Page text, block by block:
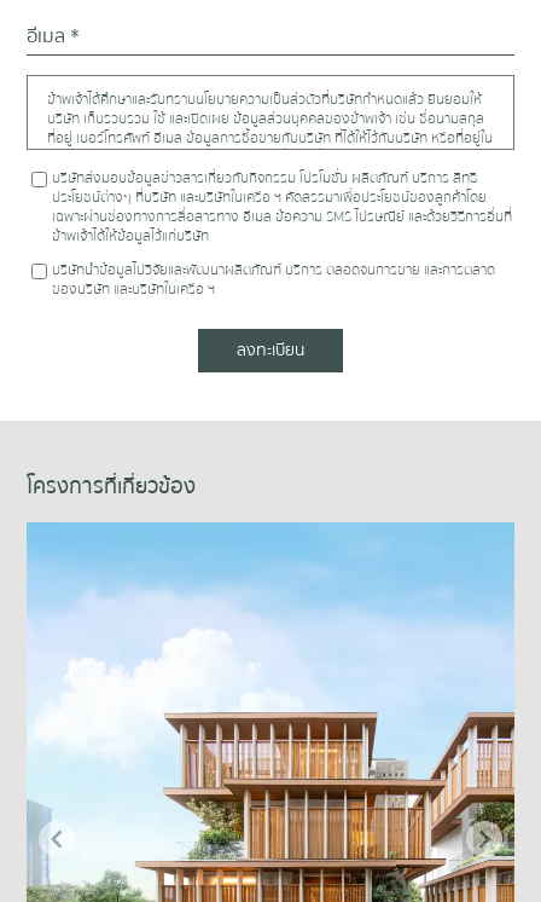
ข้าพเจ้าได้ศึกษาและรับทราบนโยบายความเป็นส่วตัวที่บริษัทกำหนดแล้ว ยินยอมให้
บริษัท เก็บรวบรวม ใช้ และเปิดเผย ข้อมูลส่วนบุคคลของข้าพเจ้า เช่น ชื่อนามสกุล
ที่อยู่ เบอร์โทรศัพท์ อีเมล ข้อมูลการซื้อขายกับบริษัท ที่ได้ให้ไว้กับบริษัท หรือที่อยู่ใน
ความครอบครองของบริษัท รวมถึงข้อมูลที่จะให้เพิ่มเติมแก่บริษัท ให้แก่บริษัทใน
เครือตามรายชื่อที่ระบุในhttps://www.proudrealestate.co.th/privacy-policy
หรือบุคคล นิติบุคคลอื่น สถาบันการเงินใดที่จำเป็นต่อการปฏิบัติตามสัญญาซึ่ง
ข้าพเจ้าได้ทำไว้กับบริษัท และเพื่อวัตถุประสงค์ดังต่อไปนี้
บริษัทส่งมอบข้อมูลข่าวสารเกี่ยวกับกิจกรรม โปรโมชั่น ผลิตภัณฑ์ บริการ สิทธิ
ประโยชน์ต่างๆ ที่บริษัท และบริษัทในเครือ ฯ คัดสรรมาเพื่อประโยชน์ของลูกค้าโดย
เฉพาะผ่านช่องทางการสื่อสารทาง อีเมล ข้อความ SMS ไปรษณีย์ และด้วยวิธีการอื่นที่
ข้าพเจ้าได้ให้ข้อมูลไว้แก่บริษัท
บริษัทนำข้อมูลไปวิจัยและพัฒนาผลิตภัณฑ์ บริการ ตลอดจนการขาย และการตลาด
ของบริษัท และบริษัทในเครือ ฯ
ลงทะเบียน
โครงการที่เกี่ยวข้อง